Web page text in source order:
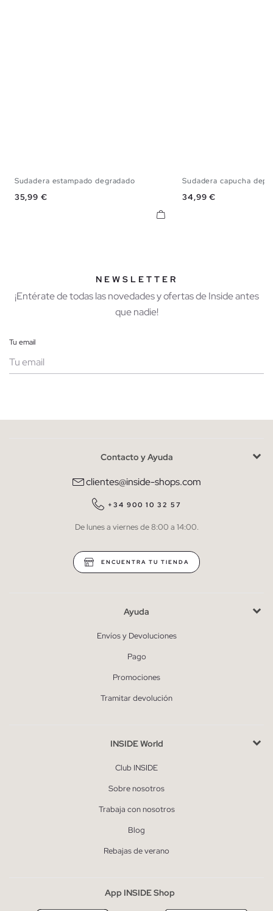
S L
Sudadera estampado degradado
Precio
35,99 €
Sudadera capucha
Precio
34,99 €
NEWSLETTER
¡Entérate de todas las novedades y ofertas de Inside antes
que nadie!
Tu email
He leído y entiendo lapolítica de privacidad
QUIERO SUSCRIBIRME
* Puedes cancelar la suscripción en cualquier momento.
Contacto y Ayuda
clientes@inside-shops.com
+34 900 10 32 57
De lunes a viernes de 8:00 a 14:00.
ENCUENTRA TU TIENDA
Ayuda
Envíos y Devoluciones
Pago
Promociones
Tramitar devolución
INSIDE World
Club INSIDE
Sobre nosotros
Trabaja con nosotros
Blog
Rebajas de verano
App INSIDE Shop